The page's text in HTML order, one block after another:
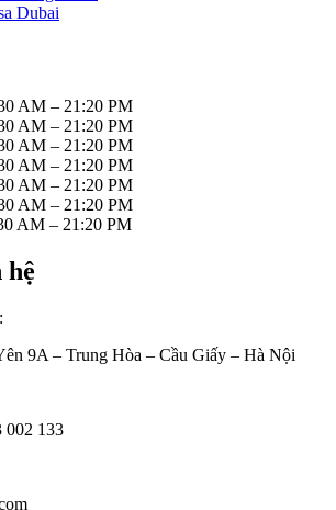
Dubai
– 21:20 PM
– 21:20 PM
– 21:20 PM
– 21:20 PM
– 21:20 PM
– 21:20 PM
AM – 21:20 PM
hệ
9A – Trung Hòa – Cầu Giấy – Hà Nội
002 133